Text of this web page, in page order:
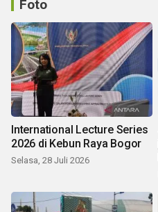
Foto
International Lecture Series
2026 di Kebun Raya Bogor
Selasa, 28 Juli 2026